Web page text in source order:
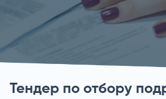
Тендер по отбору